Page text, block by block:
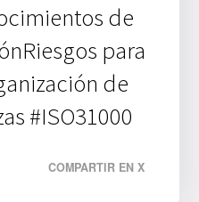
de
para
de
#ISO31000
COMPARTIR EN X